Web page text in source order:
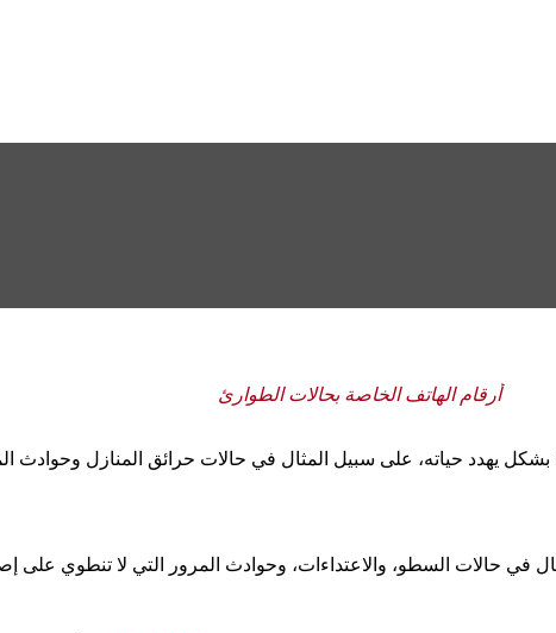
أرقام الهاتف الخاصة بحالات الطوارئ
يهدد حياته، على سبيل المثال في حالات حرائق المنازل وحوادث
في حالات السطو، والاعتداءات، وحوادث المرور التي لا تنطوي على